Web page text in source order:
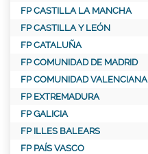
FP CASTILLA LA MANCHA
FP CASTILLA Y LEÓN
FP CATALUÑA
FP COMUNIDAD DE MADRID
FP COMUNIDAD VALENCIANA
FP EXTREMADURA
FP GALICIA
FP ILLES BALEARS
FP PAÍS VASCO